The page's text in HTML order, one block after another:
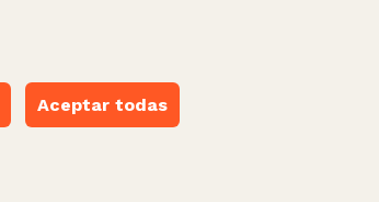
Aceptar todas